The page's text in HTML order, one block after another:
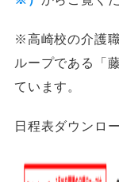
※高崎校の介護
ループである「
ています。
日程表ダウンロ